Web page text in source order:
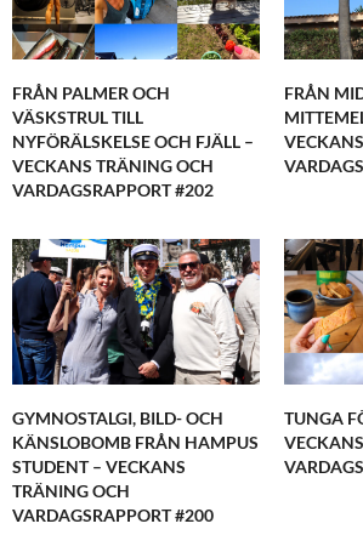
FRÅN PALMER OCH
VÄSKSTRUL TILL
NYFÖRÄLSKELSE OCH FJÄLL –
VECKANS TRÄNING OCH
VARDAGSRAPPORT #202
FRÅN
GYMNOSTALGI, BILD- OCH
KÄNSLOBOMB FRÅN HAMPUS
STUDENT – VECKANS
TRÄNING OCH
VARDAGSRAPPORT #200
TUNGA